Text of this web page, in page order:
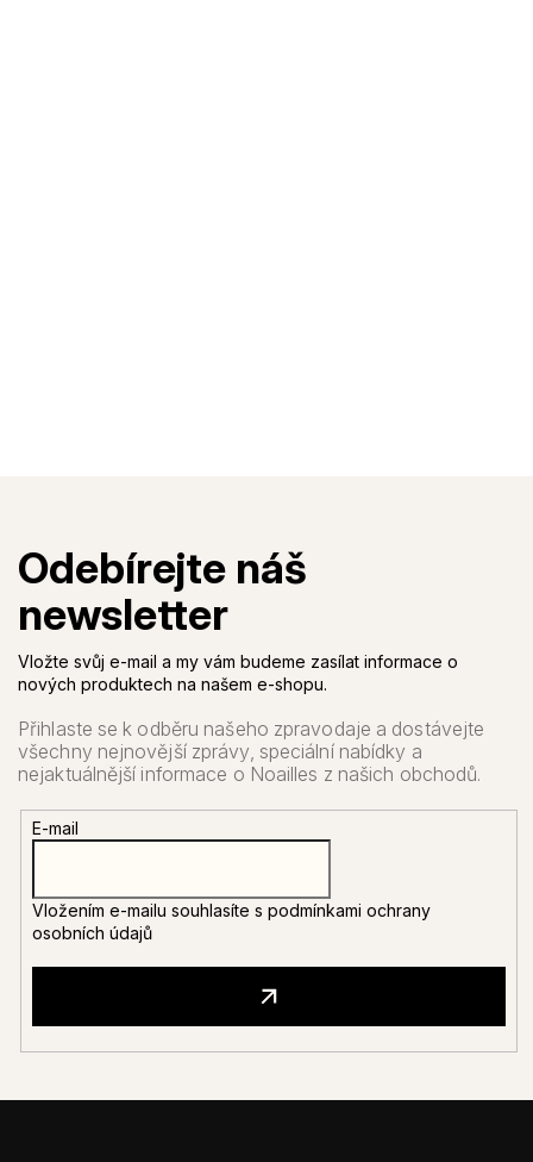
Vložte svůj e-mail a my vám budeme zasílat informace o
nových produktech na našem e-shopu.
E-mail
Vložením e-mailu souhlasíte s podmínkami ochrany
osobních údajů